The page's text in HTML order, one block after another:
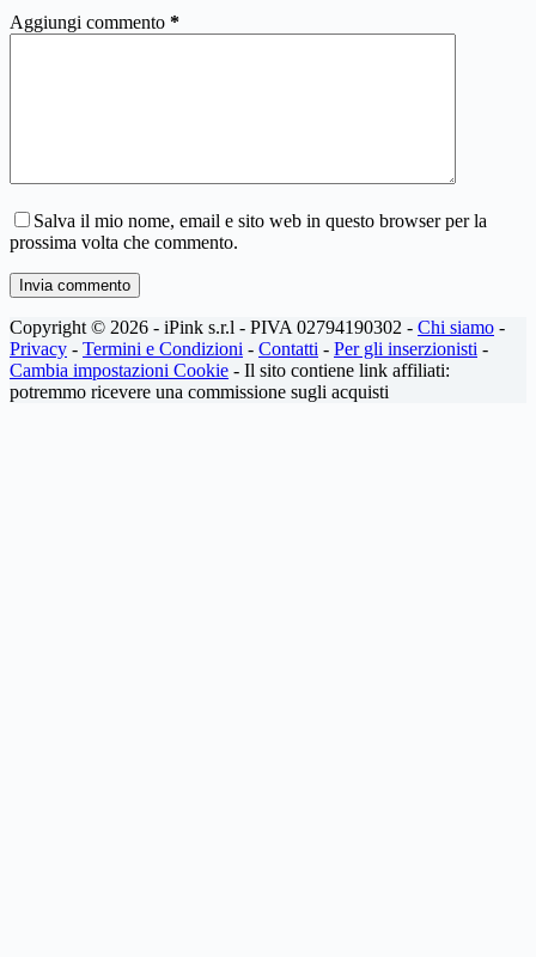
Aggiungi commento *
Salva il mio nome, email e sito web in questo browser per la
prossima volta che commento.
Invia commento
Copyright © 2026 - iPink s.r.l - PIVA 02794190302 - Chi siamo -
Privacy - Termini e Condizioni - Contatti - Per gli inserzionisti -
Cambia impostazioni Cookie - Il sito contiene link affiliati:
potremmo ricevere una commissione sugli acquisti